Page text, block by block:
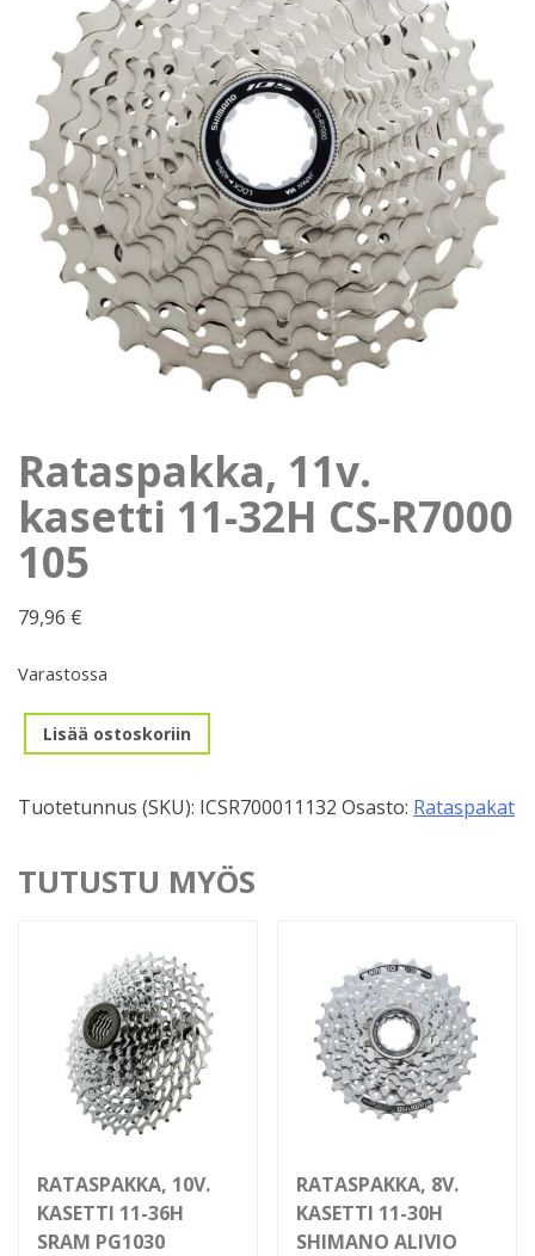
Rataspakka, 11v.
kasetti 11-32H CS-R7000
105
79,96 €
Varastossa
Rataspakka,
11v.
11-
CS-
R7000
Lisää ostoskoriin
Tuotetunnus (SKU): ICSR700011132 Osasto: Rataspakat
TUTUSTU MYÖS
RATASPAKKA, 10V.
KASETTI 11-36H
SRAM PG1030
RATASPAKKA, 8V.
KASETTI 11-30H
SHIMANO ALIVIO